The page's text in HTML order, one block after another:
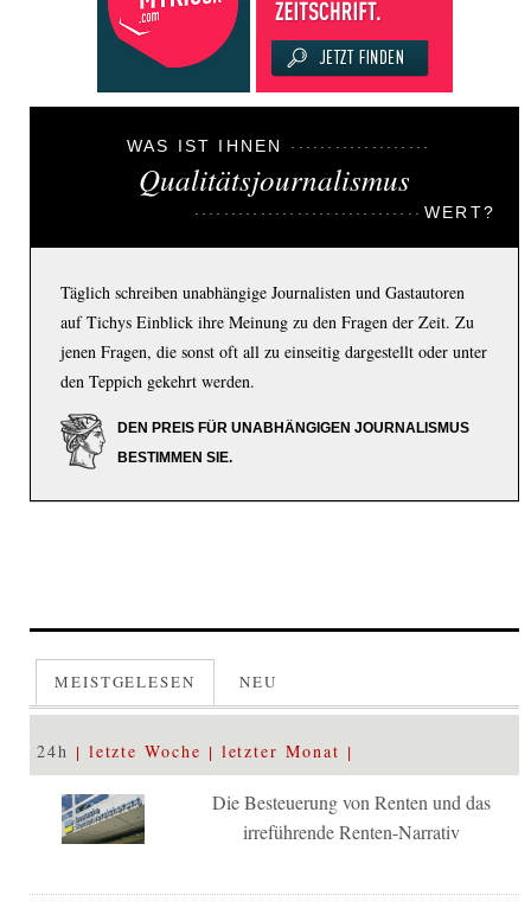
WAS IST IHNEN
Qualitätsjournalismus
WERT?
Täglich schreiben unabhängige Journalisten und Gastautoren
auf Tichys Einblick ihre Meinung zu den Fragen der Zeit. Zu
jenen Fragen, die sonst oft all zu einseitig dargestellt oder unter
den Teppich gekehrt werden.
DEN PREIS FÜR UNABHÄNGIGEN JOURNALISMUS
BESTIMMEN SIE.
MEISTGELESEN NEU
24h letzte Woche letzter Monat
Die Besteuerung von Renten und das
irreführende Renten-Narrativ